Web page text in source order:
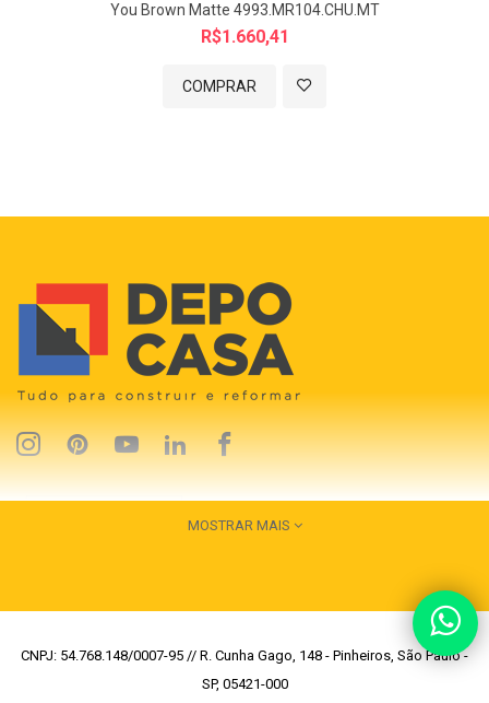
You Brown Matte 4993.MR104.CHU.MT
R$1.660,41
COMPRAR
MOSTRAR MAIS
CNPJ: 54.768.148/0007-95 // R. Cunha Gago, 148 - Pinheiros, São Paulo -
SP, 05421-000